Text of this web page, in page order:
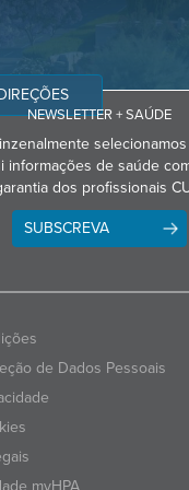
NEWSLETTER + SAÚDE
informações de saúde
dos profissionais
SUBSCREVA
de Dados Pessoais